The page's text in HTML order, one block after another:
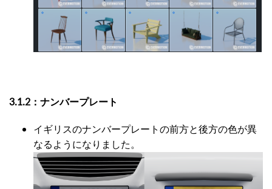
3.1.2：ナンバープレート
イギリスのナンバープレートの前方と後方の色が異
なるようになりました。